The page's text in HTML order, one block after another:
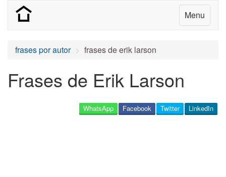
Menu
frases por autor frases de erik larson
Frases de Erik Larson
LinkedIn
Twitter
Facebook
WhatsApp